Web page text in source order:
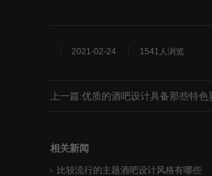
2021-02-24 1541人浏览
上一篇:优质的酒吧设计具备那些特色
相关新闻
比较流行的主题酒吧设计风格有哪些